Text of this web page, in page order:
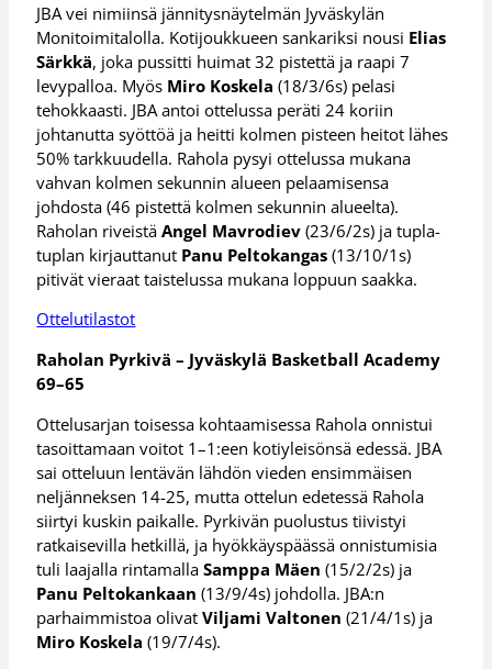
JBA vei nimiinsä jännitysnäytelmän Jyväskylän
Monitoimitalolla. Kotijoukkueen sankariksi nousi Elias
Särkkä, joka pussitti huimat 32 pistettä ja raapi 7
levypalloa. Myös Miro Koskela (18/3/6s) pelasi
tehokkaasti. JBA antoi ottelussa peräti 24 koriin
johtanutta syöttöä ja heitti kolmen pisteen heitot lähes
50% tarkkuudella. Rahola pysyi ottelussa mukana
vahvan kolmen sekunnin alueen pelaamisensa
johdosta (46 pistettä kolmen sekunnin alueelta).
Raholan riveistäAngel Mavrodiev (23/6/2s) ja tupla-
tuplan kirjauttanut Panu Peltokangas (13/10/1s)
pitivät vieraat taistelussa mukana loppuun saakka.
Ottelutilastot
Raholan Pyrkivä – Jyväskylä Basketball Academy
69–65
Ottelusarjan toisessa kohtaamisessa Rahola onnistui
tasoittamaan voitot 1–1:een kotiyleisönsä edessä. JBA
sai otteluun lentävän lähdön vieden ensimmäisen
neljänneksen 14-25, mutta ottelun edetessä Rahola
siirtyi kuskin paikalle. Pyrkivän puolustus tiivistyi
ratkaisevilla hetkillä, ja hyökkäyspäässä onnistumisia
tuli laajalla rintamallaSamppa Mäen (15/2/2s) ja
Panu Peltokankaan (13/9/4s) johdolla. JBA:n
parhaimmistoa olivatViljami Valtonen (21/4/1s) ja
Miro Koskela (19/7/4s).